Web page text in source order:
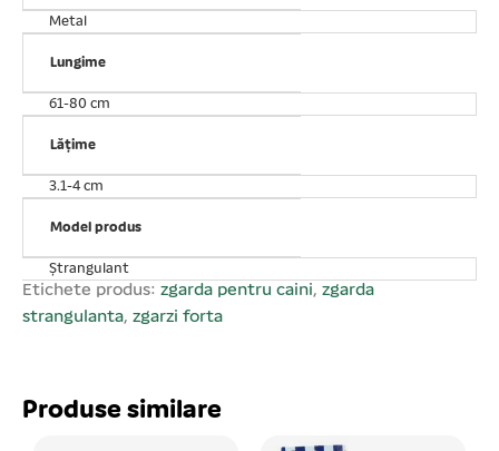
lung, ca zgărzile din piele. Confecționată din oțel
inoxidabil. Lungime: 65 cm. Grosime za: 4 mm Când
alegeți o zgardă ștrangulantă măsurați circumferința
gâtului (imediat în spatele urechilor) cățelului iar la
aceasta dimensiune mai adaugați 5 cm, determinând
astfel lungimea zgărzii care trebuie cumpărată.
Metal
Lungime
61-80 cm
Lățime
3.1-4 cm
Model produs
Ștrangulant
Etichete produs: zgarda pentru caini, zgarda
strangulanta, zgarzi forta
Produse similare